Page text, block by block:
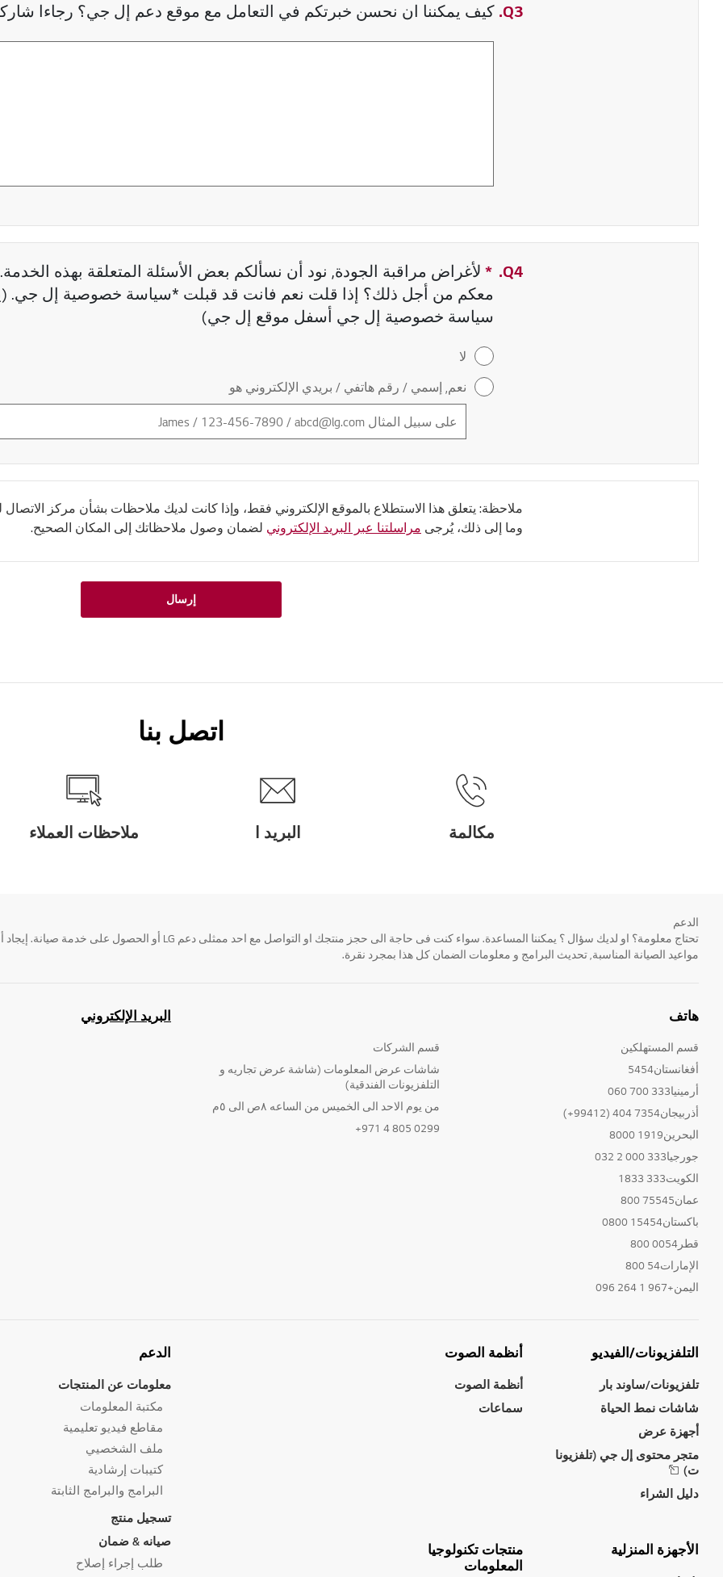
Q3. كيف يمكننا ان نحسن خبرتكم في التعامل مع موقع دعم إل جي؟ رجاءا
Q4.
* حقل مطلوب
لأغراض مراقبة الجودة, نود أن نسألكم بعض الأسئلة المتعلقة بهذه
معكم من أجل ذلك؟ إذا قلت نعم فانت قد قبلت *سياسة خصوصية إل جي.
سياسة خصوصية إل جي أسفل موقع إل جي)
لا
نعم, إسمي / رقم هاتفي / بريدي الإلكتروني هو
ملاحظة: يتعلق هذا الاستطلاع بالموقع الإلكتروني فقط، وإذا كانت لديك ملاحظات بشأن مركز الاتصال
وما إلى ذلك، يُرجى مراسلتنا عبر البريد الإلكتروني لضمان وصول ملاحظاتك إلى المكان الصحيح.
إرسال
اتصل بنا
مكالمة البريد ا ملاحظات العملاء
الدعم
مواعيد الصيانة المناسبة, تحديث البرامج و معلومات الضمان كل هذا بمجرد نقرة.
هاتف
قسم المستهلكين
أفغانستان5454
أرمينيا333 700 060
أذربيجان7354 404 (99412+)
البحرين1919 8000
جورجيا333 000 2 032
الكويت333 1833
عمان75545 800
باكستان15454 0800
قطر0054 800
الإمارات54 800
اليمن+967 1 264 096
قسم الشركات
شاشات عرض المعلومات (شاشة عرض تجاريه و
التلفزيونات الفندقية)
من يوم الاحد الى الخميس من الساعه ٨ص الى ٥م
0299 805 4 971+
البريد الإلكتروني
التلفزيونات/الفيديو
تلفزيونات/ساوند بار
شاشات نمط الحياة
أجهزة عرض
متجر محتوى إل جي (تلفزيونا
ت)
دليل الشراء
أنظمة الصوت
أنظمة الصوت
سماعات
الأجهزة المنزلية
منتجات تكنولوجيا
المعلومات
الدعم
معلومات عن المنتجات
مكتبة المعلومات
مقاطع فيديو تعليمية
ملف الشخصيي
كتيبات إرشادية
البرامج والبرامج الثابتة
تسجيل منتج
صيانه & ضمان
طلب إجراء إصلاح